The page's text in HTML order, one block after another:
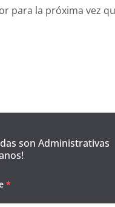
para la próxima vez
son Administrativas
*